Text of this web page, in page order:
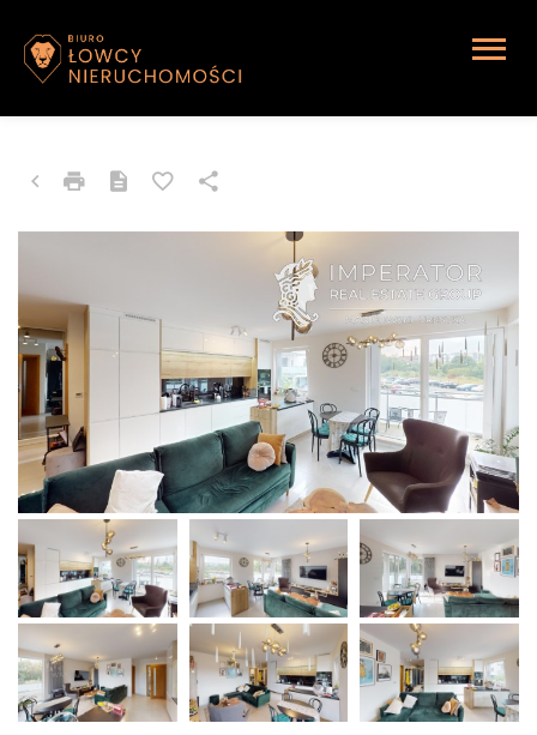
Bielsko-Biała